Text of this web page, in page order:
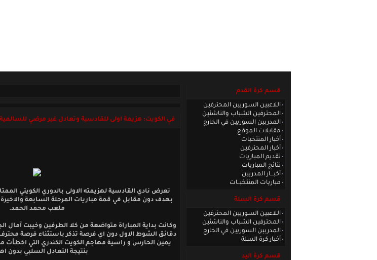
قسم كرة القدم
اللاعبين السوريين المحترفين
المحترفين الشباب والناشئين
المدربين السوريين في الخارج
مقابلات الموقع
أخبار المنتخبات
أخبار المحترفين
تقديم المباريات
نتائج المباريات
أخبـــار المدربين
مباريات المنتخبــات
قسم كرة السلة
اللاعبين السوريين المحترفين
المحترفين الشباب والناشئين
المدربين السوريين في الخارج
أخبار كرة السلة
قسم كرة اليد
في الكويت: هزيمة اولى للقادسية وتعادل غير مرضي
تعرض نادي القادسية لهزيمته الاولى بالدوري الكويتي
بهدف دون مقابل في قمة مباريات المرحلة السابعة
ملعب محمد الحمد.
وكانت بداية المباراة متواضعة من كلا الطرفين وخيبت آمال
دقائق الشوط الاول دون اي فرصة تذكر باستثناء فرصة محترف
يمين الحارس و راسية مهاجم الكويت الكندري التي اخطأت
بنتيجة التعادل السلبي بدون